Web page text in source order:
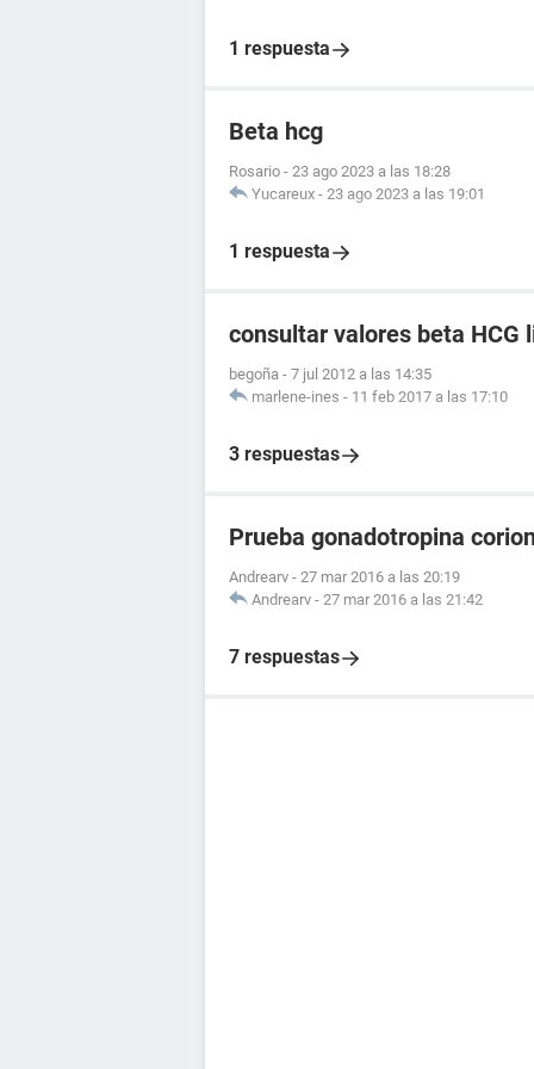
1 respuesta
Beta hcg
Rosario - 23 ago 2023 a las 18:28
Yucareux - 23 ago 2023 a las 19:01
1 respuesta
consultar valores beta HCG
begoña - 7 jul 2012 a las 14:35
marlene-ines - 11 feb 2017 a las 17:10
3 respuestas
Prueba gonadotropina
Andrearv - 27 mar 2016 a las 20:19
Andrearv - 27 mar 2016 a las 21:42
7 respuestas